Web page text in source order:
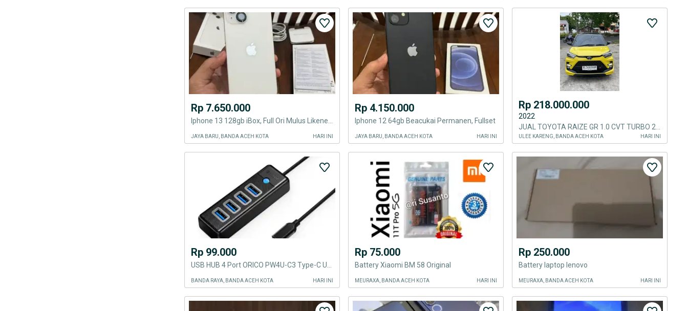
Rp 7.650.000
JAYA BARU, BANDA ACEH KOTA HARI INI
Rp 4.150.000
Iphone 12 64gb Beacukai Permanen, Fullset
JAYA BARU, BANDA ACEH KOTA HARI INI
Rp 218.000.000
2022
ULEE KARENG, BANDA ACEH KOTA HARI INI
Rp 99.000
BANDA RAYA, BANDA ACEH KOTA HARI INI
Rp 75.000
Battery Xiaomi BM 58 Original
MEURAXA, BANDA ACEH KOTA HARI INI
Rp 250.000
Battery laptop lenovo
MEURAXA, BANDA ACEH KOTA HARI INI